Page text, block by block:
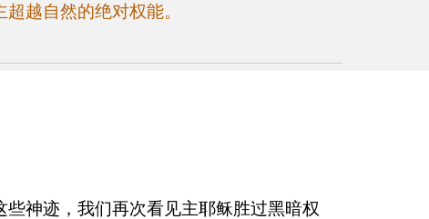
越自然的绝对权能。
神迹，我们再次看见主耶稣胜过黑暗权